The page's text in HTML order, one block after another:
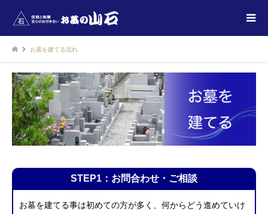
お墓を建てる流れ
STEP1：お問合わせ・ご相談
お墓を建てる事は初めての方が多く、何からどう進めていけ